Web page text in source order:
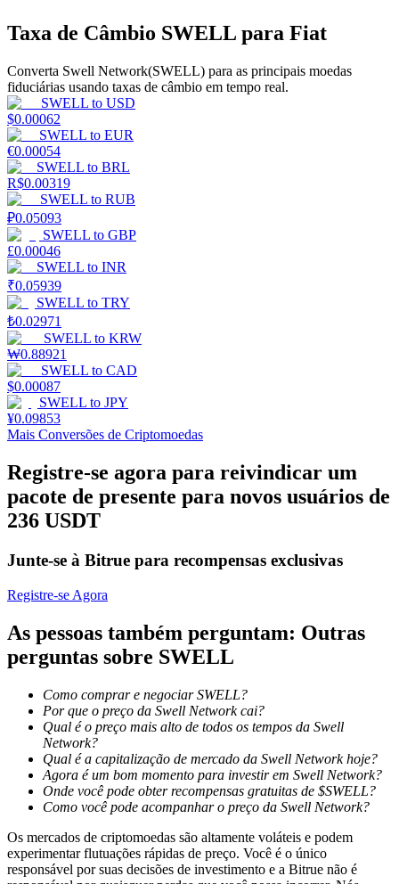
Estacamento
Altos retornos e acesso instantâneo
Launchpool
Staking flexível para ganhar tokens populares.
Investimentos exclusivos para titulares de BTR
Empréstimos
Serviço de empréstimo apoiado por criptografia
Taxa de Câmbio SWELL para Fiat
Converta Swell Network(SWELL) para as principais moedas
fiduciárias usando taxas de câmbio em tempo real.
SWELL to USD
$0.00062
SWELL to EUR
€0.00054
SWELL to BRL
R$0.00319
SWELL to RUB
₽0.05093
SWELL to GBP
£0.00046
SWELL to INR
₹0.05939
SWELL to TRY
₺0.02971
SWELL to KRW
₩0.88921
SWELL to CAD
$0.00087
SWELL to JPY
¥0.09853
Mais Conversões de Criptomoedas
Registre-se agora para reivindicar um
pacote de presente para novos usuários de
236 USDT
Junte-se à Bitrue para recompensas exclusivas
Registre-se Agora
As pessoas também perguntam: Outras
perguntas sobre SWELL
Como comprar e negociar SWELL?
Por que o preço da Swell Network cai?
Qual é o preço mais alto de todos os tempos da Swell
Network?
Qual é a capitalização de mercado da Swell Network hoje?
Agora é um bom momento para investir em Swell Network?
Onde você pode obter recompensas gratuitas de $SWELL?
Como você pode acompanhar o preço da Swell Network?
Os mercados de criptomoedas são altamente voláteis e podem
experimentar flutuações rápidas de preço. Você é o único
responsável por suas decisões de investimento e a Bitrue não é